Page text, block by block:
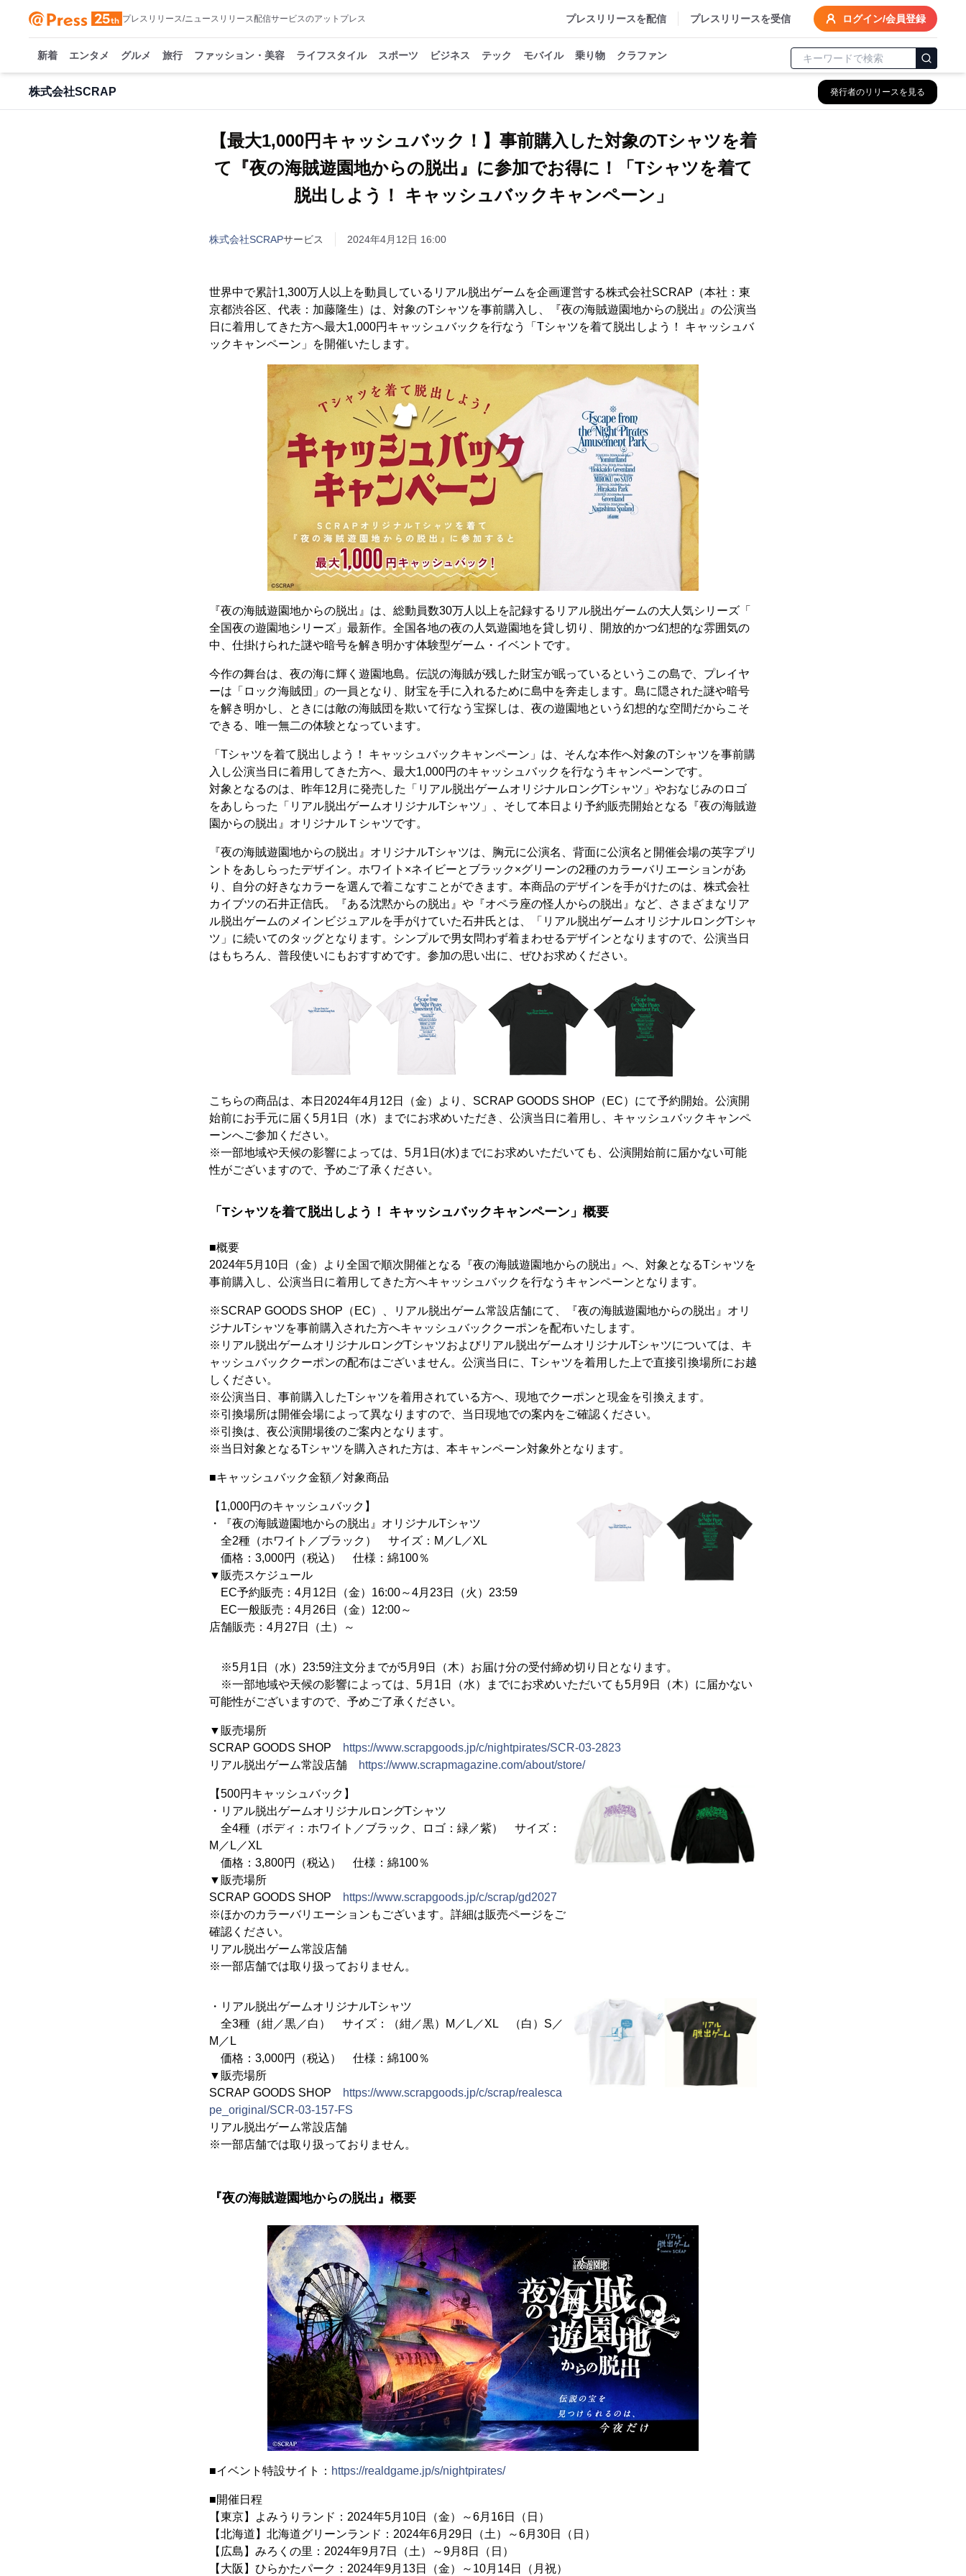
プレスリリース/ニュースリリース配信サービスのアットプレス プレスリリースを配信 プレスリリースを受信 ログイン/会員登録
新着 エンタメ グルメ 旅行 ファッション・美容 ライフスタイル スポーツ ビジネス テック モバイル 乗り物 クラファン
株式会社SCRAP 発行者のリリースを見る
【最大1,000円キャッシュバック！】事前購入した対象のTシャツを着
て『夜の海賊遊園地からの脱出』に参加でお得に！「Tシャツを着て
脱出しよう！ キャッシュバックキャンペーン」
株式会社SCRAPサービス 2024年4月12日 16:00
世界中で累計1,300万人以上を動員しているリアル脱出ゲームを企画運営する株式会社SCRAP（本社：東
京都渋谷区、代表：加藤隆生）は、対象のTシャツを事前購入し、『夜の海賊遊園地からの脱出』の公演当
日に着用してきた方へ最大1,000円キャッシュバックを行なう「Tシャツを着て脱出しよう！ キャッシュバ
ックキャンペーン」を開催いたします。
『夜の海賊遊園地からの脱出』は、総動員数30万人以上を記録するリアル脱出ゲームの大人気シリーズ「
全国夜の遊園地シリーズ」最新作。全国各地の夜の人気遊園地を貸し切り、開放的かつ幻想的な雰囲気の
中、仕掛けられた謎や暗号を解き明かす体験型ゲーム・イベントです。
今作の舞台は、夜の海に輝く遊園地島。伝説の海賊が残した財宝が眠っているというこの島で、プレイヤ
ーは「ロック海賊団」の一員となり、財宝を手に入れるために島中を奔走します。島に隠された謎や暗号
を解き明かし、ときには敵の海賊団を欺いて行なう宝探しは、夜の遊園地という幻想的な空間だからこそ
できる、唯一無二の体験となっています。
「Tシャツを着て脱出しよう！ キャッシュバックキャンペーン」は、そんな本作へ対象のTシャツを事前購
入し公演当日に着用してきた方へ、最大1,000円のキャッシュバックを行なうキャンペーンです。
対象となるのは、昨年12月に発売した「リアル脱出ゲームオリジナルロングTシャツ」やおなじみのロゴ
をあしらった「リアル脱出ゲームオリジナルTシャツ」、そして本日より予約販売開始となる『夜の海賊遊
園からの脱出』オリジナルＴシャツです。
『夜の海賊遊園地からの脱出』オリジナルTシャツは、胸元に公演名、背面に公演名と開催会場の英字プリ
ントをあしらったデザイン。ホワイト×ネイビーとブラック×グリーンの2種のカラーバリエーションがあ
り、自分の好きなカラーを選んで着こなすことができます。本商品のデザインを手がけたのは、株式会社
カイブツの石井正信氏。『ある沈黙からの脱出』や『オペラ座の怪人からの脱出』など、さまざまなリア
ル脱出ゲームのメインビジュアルを手がけていた石井氏とは、「リアル脱出ゲームオリジナルロングTシャ
ツ」に続いてのタッグとなります。シンプルで男女問わず着まわせるデザインとなりますので、公演当日
はもちろん、普段使いにもおすすめです。参加の思い出に、ぜひお求めください。
こちらの商品は、本日2024年4月12日（金）より、SCRAP GOODS SHOP（EC）にて予約開始。公演開
始前にお手元に届く5月1日（水）までにお求めいただき、公演当日に着用し、キャッシュバックキャンペ
ーンへご参加ください。
※一部地域や天候の影響によっては、5月1日(水)までにお求めいただいても、公演開始前に届かない可能
性がございますので、予めご了承ください。
「Tシャツを着て脱出しよう！ キャッシュバックキャンペーン」概要
■概要
2024年5月10日（金）より全国で順次開催となる『夜の海賊遊園地からの脱出』へ、対象となるTシャツを
事前購入し、公演当日に着用してきた方へキャッシュバックを行なうキャンペーンとなります。
※SCRAP GOODS SHOP（EC）、リアル脱出ゲーム常設店舗にて、『夜の海賊遊園地からの脱出』オリ
ジナルTシャツを事前購入された方へキャッシュバッククーポンを配布いたします。
※リアル脱出ゲームオリジナルロングTシャツおよびリアル脱出ゲームオリジナルTシャツについては、キ
ャッシュバッククーポンの配布はございません。公演当日に、Tシャツを着用した上で直接引換場所にお越
しください。
※公演当日、事前購入したTシャツを着用されている方へ、現地でクーポンと現金を引換えます。
※引換場所は開催会場によって異なりますので、当日現地での案内をご確認ください。
※引換は、夜公演開場後のご案内となります。
※当日対象となるTシャツを購入された方は、本キャンペーン対象外となります。
■キャッシュバック金額／対象商品
【1,000円のキャッシュバック】
・『夜の海賊遊園地からの脱出』オリジナルTシャツ
全2種（ホワイト／ブラック） サイズ：M／L／XL
価格：3,000円（税込） 仕様：綿100％
▼販売スケジュール
EC予約販売：4月12日（金）16:00～4月23日（火）23:59
EC一般販売：4月26日（金）12:00～
店舗販売：4月27日（土）～
※5月1日（水）23:59注文分までが5月9日（木）お届け分の受付締め切り日となります。
※一部地域や天候の影響によっては、5月1日（水）までにお求めいただいても5月9日（木）に届かない
可能性がございますので、予めご了承ください。
▼販売場所
SCRAP GOODS SHOP
https://www.scrapgoods.jp/c/nightpirates/SCR-03-2823
リアル脱出ゲーム常設店舗
https://www.scrapmagazine.com/about/store/
【500円キャッシュバック】
・リアル脱出ゲームオリジナルロングTシャツ
全4種（ボディ：ホワイト／ブラック、ロゴ：緑／紫） サイズ：
M／L／XL
価格：3,800円（税込） 仕様：綿100％
▼販売場所
SCRAP GOODS SHOP
https://www.scrapgoods.jp/c/scrap/gd2027
※ほかのカラーバリエーションもございます。詳細は販売ページをご
確認ください。
リアル脱出ゲーム常設店舗
※一部店舗では取り扱っておりません。
・リアル脱出ゲームオリジナルTシャツ
全3種（紺／黒／白） サイズ：（紺／黒）M／L／XL （白）S／
M／L
価格：3,000円（税込） 仕様：綿100％
▼販売場所
SCRAP GOODS SHOP
https://www.scrapgoods.jp/c/scrap/realesca
pe_original/SCR-03-157-FS
リアル脱出ゲーム常設店舗
※一部店舗では取り扱っておりません。
『夜の海賊遊園地からの脱出』概要
■イベント特設サイト： https://realdgame.jp/s/nightpirates/
■開催日程
【東京】よみうりランド：2024年5月10日（金）～6月16日（日）
【北海道】北海道グリーンランド：2024年6月29日（土）～6月30日（日）
【広島】みろくの里：2024年9月7日（土）～9月8日（日）
【大阪】ひらかたパーク：2024年9月13日（金）～10月14日（月祝）